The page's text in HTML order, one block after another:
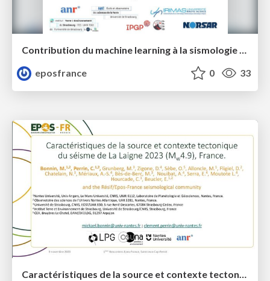
eposfrance
0 33
Caractéristiques de la source et contexte tectonique du séisme de La Laigne 2023